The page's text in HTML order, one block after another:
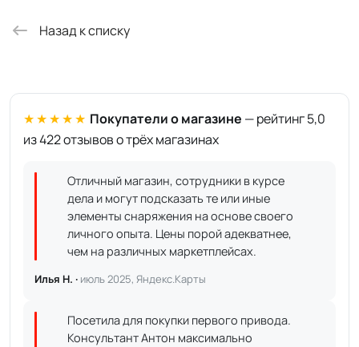
Назад к списку
★★★★★ Покупатели о магазине — рейтинг 5,0
из 422 отзывов о трёх магазинах
Отличный магазин, сотрудники в курсе
дела и могут подсказать те или иные
элементы снаряжения на основе своего
личного опыта. Цены порой адекватнее,
чем на различных маркетплейсах.
Илья Н. · июль 2025, Яндекс.Карты
Посетила для покупки первого привода.
Консультант Антон максимально